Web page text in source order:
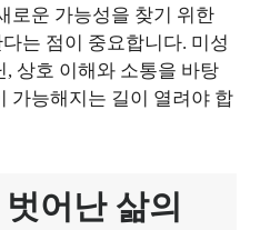
로운 가능성을 찾기 위한
는 점이 중요합니다. 미성
상호 이해와 소통을 바탕
가능해지는 길이 열려야 합
어난 삶의